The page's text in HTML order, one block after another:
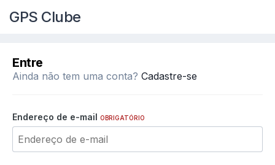
GPS Clube
Entre
Ainda não tem uma conta? Cadastre-se
Endereço de e-mail OBRIGATÓRIO